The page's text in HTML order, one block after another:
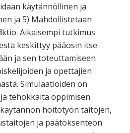
käytännöllinen ja
ja 5) Mahdollistetaan
Aikaisempi tutkimus
keskittyy pääosin itse
ja sen toteuttamiseen
ja opettajien
Simulaatioiden on
tehokkaita oppimisen
hoitotyön taitojen,
ja päätöksenteon